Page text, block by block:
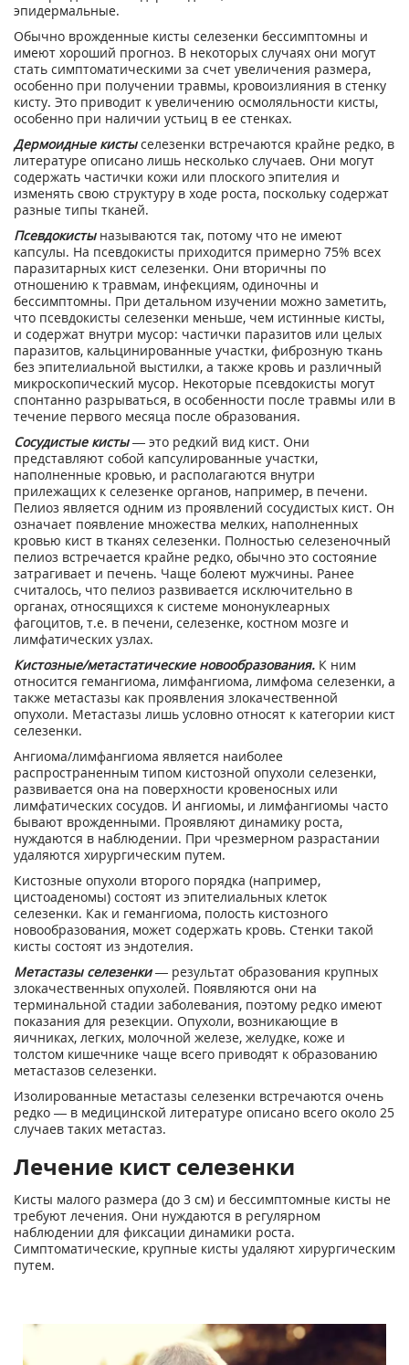
эпидермальные.
Обычно врожденные кисты селезенки бессимптомны и
имеют хороший прогноз. В некоторых случаях они могут
стать симптоматическими за счет увеличения размера,
особенно при получении травмы, кровоизлияния в стенку
кисту. Это приводит к увеличению осмоляльности кисты,
особенно при наличии устьиц в ее стенках.
Дермоидные кистыселезенки встречаются крайне редко, в
литературе описано лишь несколько случаев. Они могут
содержать частички кожи или плоского эпителия и
изменять свою структуру в ходе роста, поскольку содержат
разные типы тканей.
Псевдокистыназываются так, потому что не имеют
капсулы. На псевдокисты приходится примерно 75% всех
паразитарных кист селезенки. Они вторичны по
отношению к травмам, инфекциям, одиночны и
бессимптомны. При детальном изучении можно заметить,
что псевдокисты селезенки меньше, чем истинные кисты,
и содержат внутри мусор: частички паразитов или целых
паразитов, кальцинированные участки, фиброзную ткань
без эпителиальной выстилки, а также кровь и различный
микроскопический мусор. Некоторые псевдокисты могут
спонтанно разрываться, в особенности после травмы или в
течение первого месяца после образования.
Сосудистые кисты— это редкий вид кист. Они
представляют собой капсулированные участки,
наполненные кровью, и располагаются внутри
прилежащих к селезенке органов, например, в печени.
Пелиоз является одним из проявлений сосудистых кист. Он
означает появление множества мелких, наполненных
кровью кист в тканях селезенки. Полностью селезеночный
пелиоз встречается крайне редко, обычно это состояние
затрагивает и печень. Чаще болеют мужчины. Ранее
считалось, что пелиоз развивается исключительно в
органах, относящихся к системе мононуклеарных
фагоцитов, т.е. в печени, селезенке, костном мозге и
лимфатических узлах.
Кистозные/метастатические новообразования. К ним
относится гемангиома, лимфангиома, лимфома селезенки, а
также метастазы как проявления злокачественной
опухоли. Метастазы лишь условно относят к категории кист
селезенки.
Ангиома/лимфангиома является наиболее
распространенным типом кистозной опухоли селезенки,
развивается она на поверхности кровеносных или
лимфатических сосудов. И ангиомы, и лимфангиомы часто
бывают врожденными. Проявляют динамику роста,
нуждаются в наблюдении. При чрезмерном разрастании
удаляются хирургическим путем.
Кистозные опухоли второго порядка (например,
цистоаденомы) состоят из эпителиальных клеток
селезенки. Как и гемангиома, полость кистозного
новообразования, может содержать кровь. Стенки такой
кисты состоят из эндотелия.
Метастазы селезенки— результат образования крупных
злокачественных опухолей. Появляются они на
терминальной стадии заболевания, поэтому редко имеют
показания для резекции. Опухоли, возникающие в
яичниках, легких, молочной железе, желудке, коже и
толстом кишечнике чаще всего приводят к образованию
метастазов селезенки.
Изолированные метастазы селезенки встречаются очень
редко — в медицинской литературе описано всего около 25
случаев таких метастаз.
Лечение кист селезенки
Кисты малого размера (до 3 см) и бессимптомные кисты не
требуют лечения. Они нуждаются в регулярном
наблюдении для фиксации динамики роста.
Симптоматические, крупные кисты удаляют хирургическим
путем.